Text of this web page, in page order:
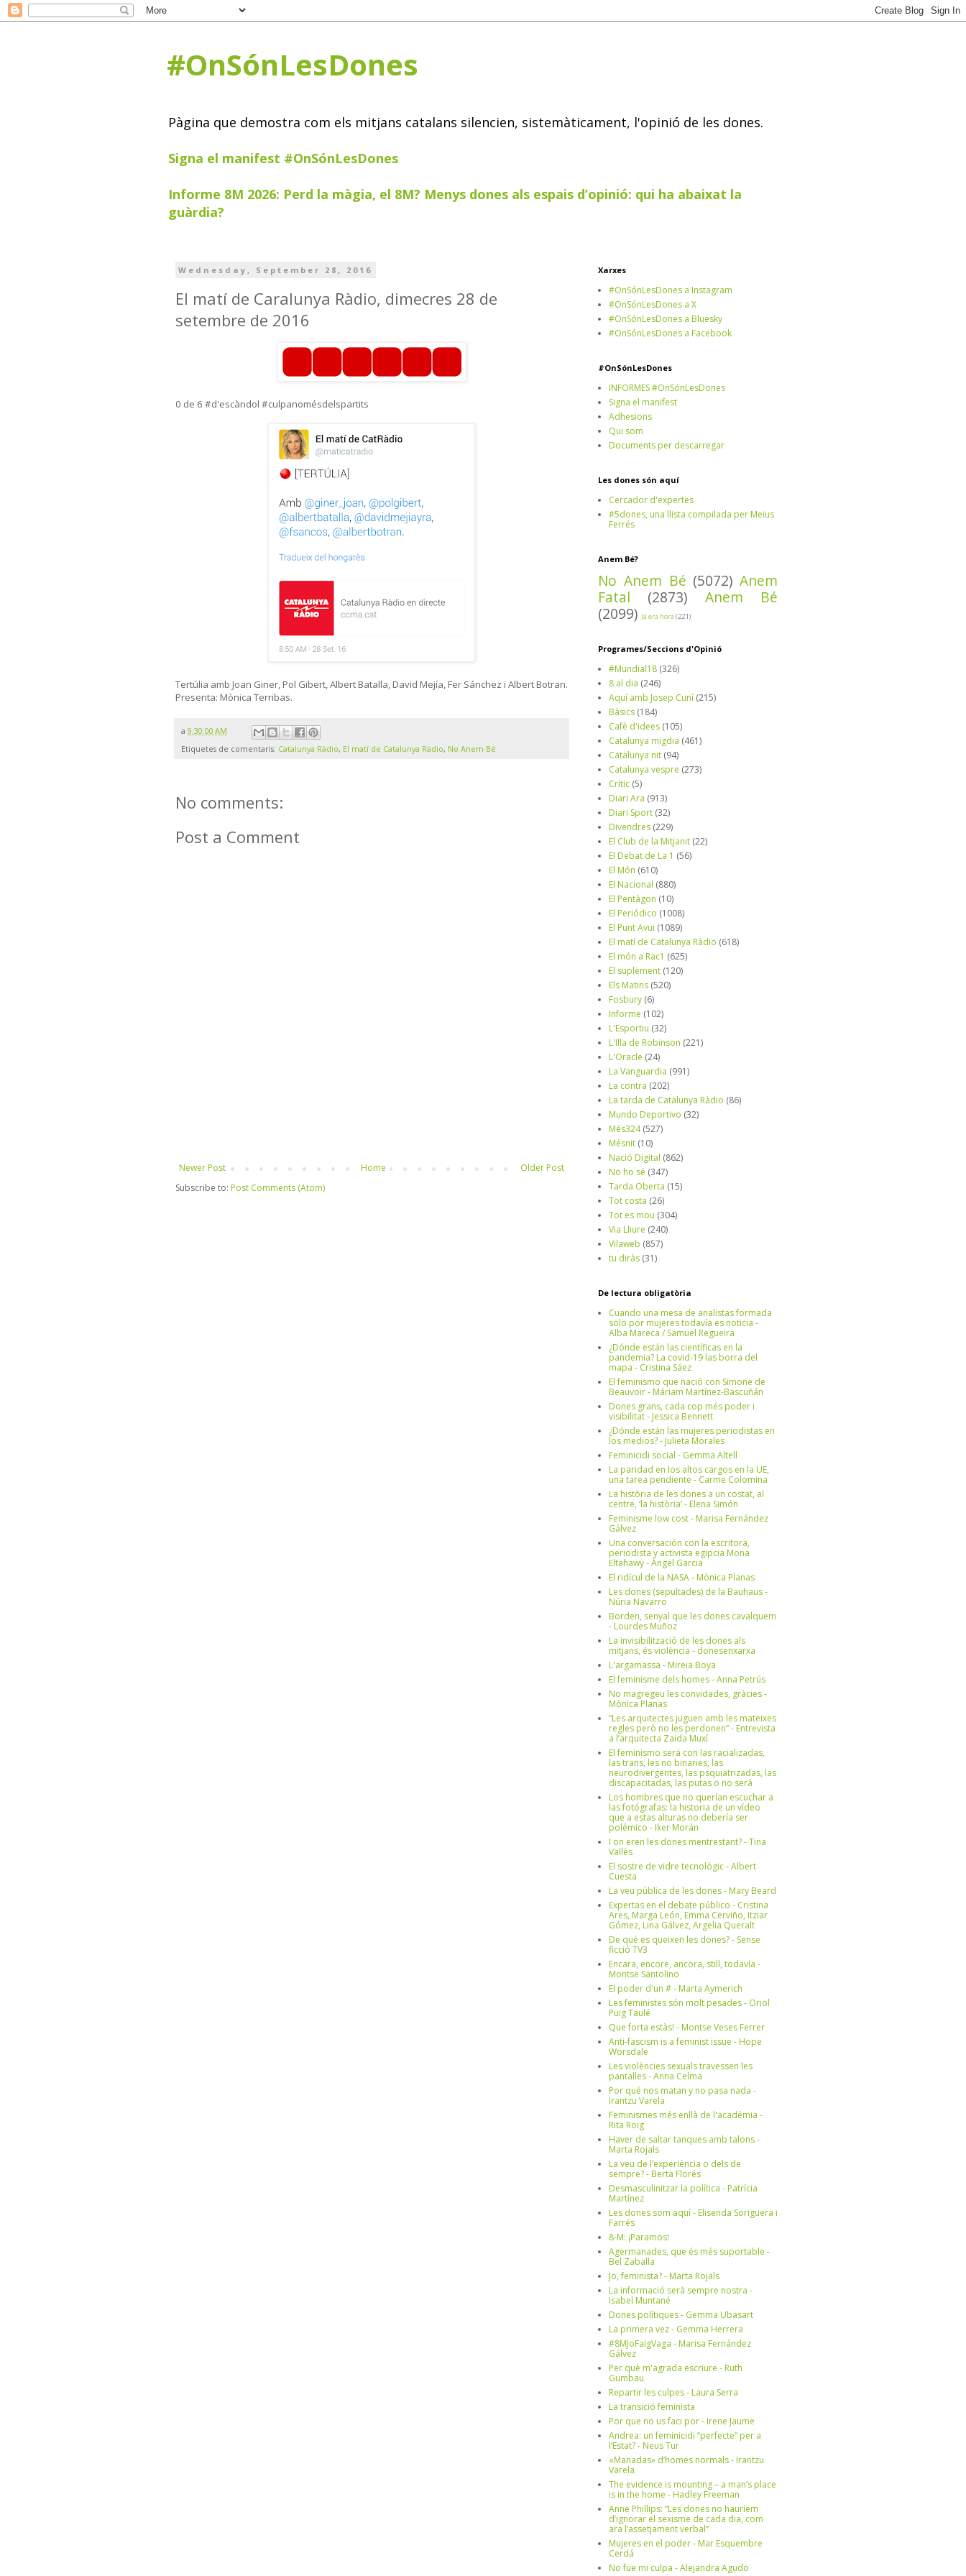
#OnSónLesDones
Pàgina que demostra com els mitjans catalans silencien, sistemàticament, l'opinió de les dones.
Signa el manifest #OnSónLesDones
Informe 8M 2026: Perd la màgia, el 8M? Menys dones als espais d’opinió: qui ha abaixat la
guàrdia?
Wednesday, September 28, 2016
El matí de Caralunya Ràdio, dimecres 28 de
setembre de 2016
0 de 6 #d'escàndol #culpanomésdelspartits
Tertúlia amb Joan Giner, Pol Gibert, Albert Batalla, David Mejía, Fer Sánchez i Albert Botran.
Presenta: Mònica Terribas.
a 9:30:00 AM
Etiquetes de comentaris: Catalunya Ràdio, El matí de Catalunya Ràdio, No Anem Bé
No comments:
Post a Comment
Newer Post Older Post
Home
Subscribe to: Post Comments (Atom)
Xarxes
#OnSónLesDones a Instagram
#OnSónLesDones a X
#OnSónLesDones a Bluesky
#OnSónLesDones a Facebook
#OnSónLesDones
INFORMES #OnSónLesDones
Signa el manifest
Adhesions
Qui som
Documents per descarregar
Les dones són aquí
Cercador d'expertes
#5dones, una llista compilada per Meius
Ferrés
Anem Bé?
No Anem Bé (5072) Anem
Fatal
(2873)
Anem Bé
(2099) Ja era hora (221)
Programes/Seccions d'Opinió
#Mundial18 (326)
8 al dia (246)
Aquí amb Josep Cuní (215)
Bàsics (184)
Cafè d'idees (105)
Catalunya migdia (461)
Catalunya nit (94)
Catalunya vespre (273)
Crític (5)
Diari Ara (913)
Diari Sport (32)
Divendres (229)
El Club de la Mitjanit (22)
El Debat de La 1 (56)
El Món (610)
El Nacional (880)
El Pentàgon (10)
El Periódico (1008)
El Punt Avui (1089)
El matí de Catalunya Ràdio (618)
El món a Rac1 (625)
El suplement (120)
Els Matins (520)
Fosbury (6)
Informe (102)
L'Esportiu (32)
L'Illa de Robinson (221)
L'Oracle (24)
La Vanguardia (991)
La contra (202)
La tarda de Catalunya Ràdio (86)
Mundo Deportivo (32)
Més324 (527)
Mésnit (10)
Nació Digital (862)
No ho sé (347)
Tarda Oberta (15)
Tot costa (26)
Tot es mou (304)
Via Lliure (240)
Vilaweb (857)
tu diràs (31)
De lectura obligatòria
Cuando una mesa de analistas formada
solo por mujeres todavía es noticia -
Alba Mareca / Samuel Regueira
¿Dónde están las científicas en la
pandemia? La covid-19 las borra del
mapa - Cristina Sáez
El feminismo que nació con Simone de
Beauvoir - Máriam Martínez-Bascuñán
Dones grans, cada cop més poder i
visibilitat - Jessica Bennett
¿Dónde están las mujeres periodistas en
los medios? - Julieta Morales
Feminicidi social - Gemma Altell
La paridad en los altos cargos en la UE,
una tarea pendiente - Carme Colomina
La història de les dones a un costat, al
centre, ‘la història’ - Elena Simón
Feminisme low cost - Marisa Fernández
Gálvez
Una conversación con la escritora,
periodista y activista egipcia Mona
Eltahawy - Àngel Garcia
El ridícul de la NASA - Mònica Planas
Les dones (sepultades) de la Bauhaus -
Núria Navarro
Borden, senyal que les dones cavalquem
- Lourdes Muñoz
La invisibilització de les dones als
mitjans, és violència - donesenxarxa
L'argamassa - Mireia Boya
El feminisme dels homes - Anna Petrús
No magregeu les convidades, gràcies -
Mònica Planas
“Les arquitectes juguen amb les mateixes
regles però no les perdonen” - Entrevista
a l’arquitecta Zaida Muxí
El feminismo será con las racializadas,
las trans, les no binaries, las
neurodivergentes, las psquiatrizadas, las
discapacitadas, las putas o no será
Los hombres que no querían escuchar a
las fotógrafas: la historia de un vídeo
que a estas alturas no debería ser
polémico - Iker Morán
I on eren les dones mentrestant? - Tina
Vallès
El sostre de vidre tecnològic - Albert
Cuesta
La veu pública de les dones - Mary Beard
Expertas en el debate público - Cristina
Ares, Marga León, Emma Cerviño, Itziar
Gómez, Lina Gálvez, Argelia Queralt
De què es queixen les dones? - Sense
ficció TV3
Encara, encore, ancora, still, todavía -
Montse Santolino
El poder d'un # - Marta Aymerich
Les feministes són molt pesades - Oriol
Puig Taulé
Que forta estàs! - Montse Veses Ferrer
Anti-fascism is a feminist issue - Hope
Worsdale
Les violències sexuals travessen les
pantalles - Anna Celma
Por qué nos matan y no pasa nada -
Irantzu Varela
Feminismes més enllà de l'acadèmia -
Rita Roig
Haver de saltar tanques amb talons -
Marta Rojals
La veu de l’experiència o dels de
sempre? - Berta Florés
Desmasculinitzar la política - Patrícia
Martínez
Les dones som aquí - Elisenda Soriguera i
Farrés
8-M: ¡Paramos!
Agermanades, que és més suportable -
Bel Zaballa
Jo, feminista? - Marta Rojals
La informació serà sempre nostra -
Isabel Muntané
Dones polítiques - Gemma Ubasart
La primera vez - Gemma Herrera
#8MJoFaigVaga - Marisa Fernández
Gálvez
Per què m'agrada escriure - Ruth
Gumbau
Repartir les culpes - Laura Serra
La transició feminista
Por que no us faci por - Irene Jaume
Andrea: un feminicidi “perfecte” per a
l’Estat? - Neus Tur
«Manadas» d’homes normals - Irantzu
Varela
The evidence is mounting – a man’s place
is in the home - Hadley Freeman
Anne Phillips: “Les dones no hauríem
d’ignorar el sexisme de cada dia, com
ara l’assetjament verbal”
Mujeres en el poder - Mar Esquembre
Cerdá
No fue mi culpa - Alejandra Agudo